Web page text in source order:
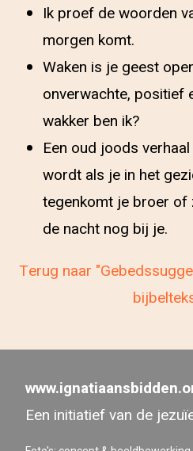
Ik proef de woorden
morgen komt.
Waken is je geest
onverwachte, positief
wakker ben ik?
Een oud joods
wordt als je in het
tegenkomt je broer of
de nacht nog bij je.
Terug naar
Een initiatief van de